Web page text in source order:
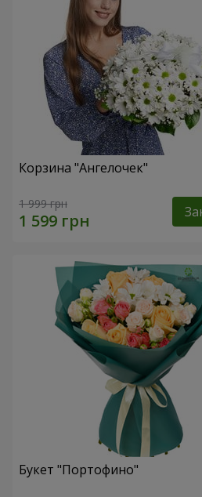
Корзина "Ангелочек"
1 999 грн
Букет "Портофино"